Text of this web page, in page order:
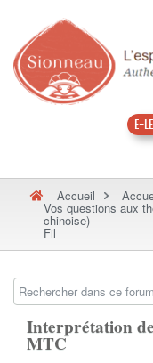
E-
Accueil
Vos questions aux
chinoise)
Fil
Interprétation
MTC